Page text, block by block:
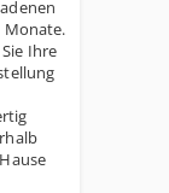
Monate.
Ihre